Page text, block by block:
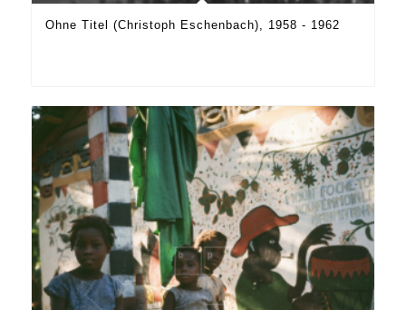
Ohne Titel (Christoph Eschenbach), 1958 - 1962